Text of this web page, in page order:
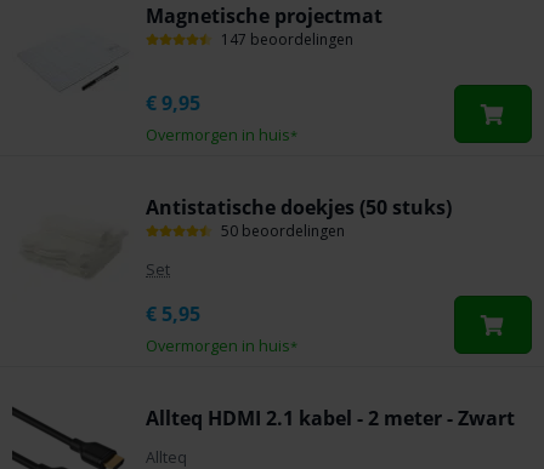
Magnetische projectmat
147 beoordelingen
Overmorgen in huis*
€9,95
Antistatische doekjes (50 stuks)
50 beoordelingen
Set
Overmorgen in huis*
€ 5,95
Allteq HDMI 2.1 kabel - 2 meter - Zwart
Allteq